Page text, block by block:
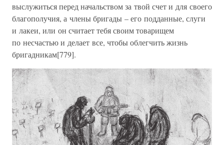
выслужиться перед начальством за твой счет и для своего
благополучия, а члены бригады – его подданные, слуги
и лакеи, или он считает тебя своим товарищем
по несчастью и делает все, чтобы облегчить жизнь
бригадникам[779].